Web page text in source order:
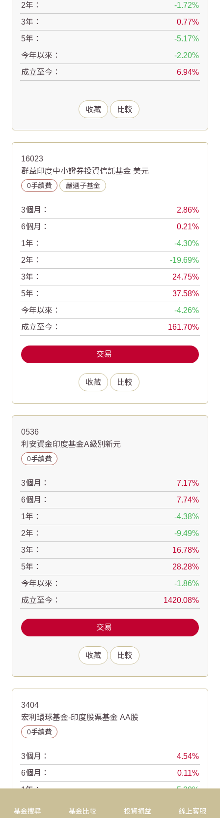
基金搜尋 基金比較 投資損益 線上客服
收藏 比較
2年：
-1.72
3年：
0.77
5年：
-5.17
今年以來：
-2.20
成立至今：
6.94
收藏 比較
16023
群益印度中小證券投資信託基金 美元
0手續費 嚴選子基金
3個月：
2.86
6個月：
0.21
1年：
-4.30
2年：
-19.69
3年：
24.75
5年：
37.58
今年以來：
-4.26
成立至今：
161.70
交易
收藏 比較
0536
利安資金印度基金A級別新元
0手續費
3個月：
7.17
6個月：
7.74
1年：
-4.38
2年：
-9.49
3年：
16.78
5年：
28.28
今年以來：
-1.86
成立至今：
1420.08
交易
3404
宏利環球基金-印度股票基金 AA股
0手續費
3個月：
4.54
6個月：
0.11
1年：
-5.20
2年：
-9.06